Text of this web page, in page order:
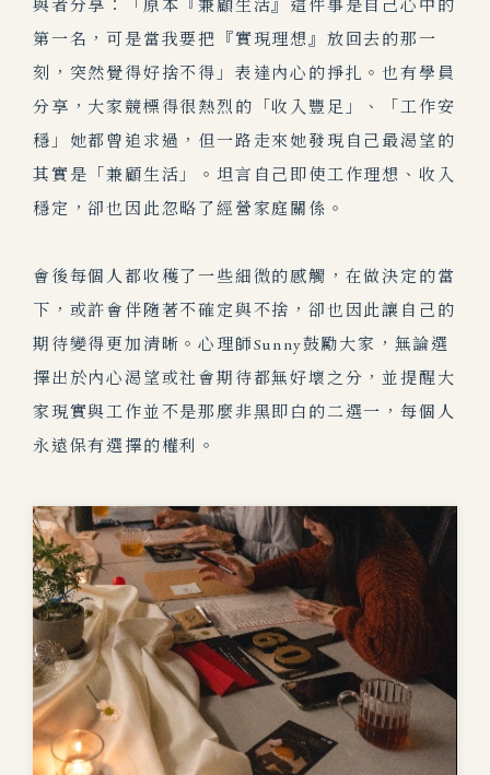
與者分享：「原本『兼顧生活』這件事是自己心中的
第一名，可是當我要把『實現理想』放回去的那一
刻，突然覺得好捨不得」表達內心的掙扎。也有學員
分享，大家競標得很熱烈的「收入豐足」、「工作安
穩」她都曾追求過，但一路走來她發現自己最渴望的
其實是「兼顧生活」。坦言自己即使工作理想、收入
穩定，卻也因此忽略了經營家庭關係。
會後每個人都收穫了一些細微的感觸，在做決定的當
下，或許會伴隨著不確定與不捨，卻也因此讓自己的
期待變得更加清晰。心理師Sunny鼓勵大家，無論選
擇出於內心渴望或社會期待都無好壞之分，並提醒大
家現實與工作並不是那麼非黑即白的二選一，每個人
永遠保有選擇的權利。​